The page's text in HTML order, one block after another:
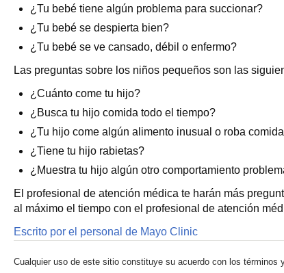
¿Tu bebé tiene algún problema para succionar?
¿Tu bebé se despierta bien?
¿Tu bebé se ve cansado, débil o enfermo?
Las preguntas sobre los niños pequeños son las
¿Cuánto come tu hijo?
¿Busca tu hijo comida todo el tiempo?
¿Tu hijo come algún alimento inusual o roba
¿Tiene tu hijo rabietas?
¿Muestra tu hijo algún otro comportamiento
El profesional de atención médica te harán más
al máximo el tiempo con el profesional de atención
Escrito por el personal de Mayo Clinic
Cualquier uso de este sitio constituye su acuerdo con los